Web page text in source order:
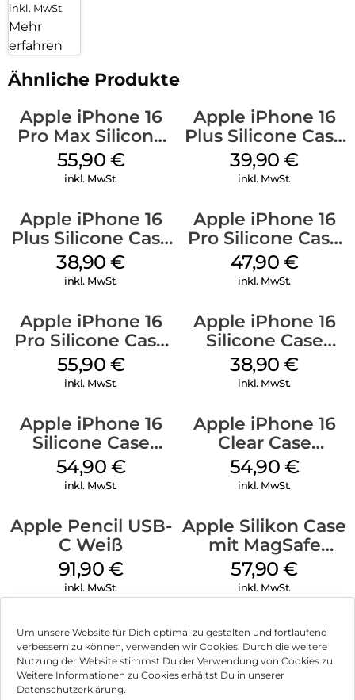
Um unsere Website für Dich optimal zu gestalten und fortlaufend
verbessern zu können, verwenden wir Cookies. Durch die weitere
Nutzung der Website stimmst Du der Verwendung von Cookies zu.
Weitere Informationen zu Cookies erhältst Du in unserer
Datenschutzerklärung.
inkl. MwSt.
Mehr
erfahren
Ähnliche Produkte
Apple iPhone 16
Pro Max Silicone
Case MagSafe
Stone Gray
55,90 €
inkl. MwSt.
Apple iPhone 16
Plus Silicone Case
MagSafe Plum
39,90€
inkl. MwSt.
Apple iPhone 16
Plus Silicone Case
MagSafe Denim
38,90€
inkl. MwSt.
Apple iPhone 16
Pro Silicone Case
MagSafe Denim
47,90 €
inkl. MwSt.
Apple iPhone 16
Pro Silicone Case
MagSafe Stone
Gray
55,90 €
inkl. MwSt.
Apple iPhone 16
Silicone Case
MagSafe
Ultramarine
38,90€
inkl. MwSt.
Apple iPhone 16
Silicone Case
MagSafe Lake
Green
54,90 €
inkl. MwSt.
Apple iPhone 16
Clear Case
MagSafe
Transparent
54,90 €
inkl. MwSt.
Apple Pencil USB-
C Weiß
91,90 €
inkl. MwSt.
Apple Silikon Case
mit MagSafe
iPhone 14 Pro
(PRODUCT)RED
57,90€
inkl. MwSt.
Impressum